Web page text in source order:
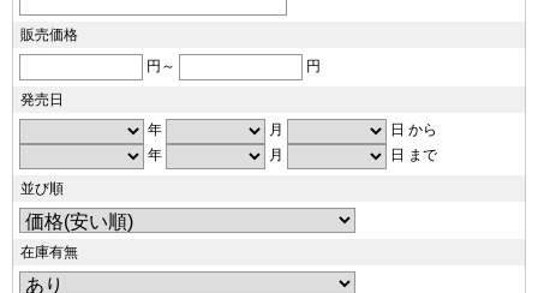
販売価格
円～
円
発売日
年
月
日 から
年
月
日 まで
並び順
在庫有無